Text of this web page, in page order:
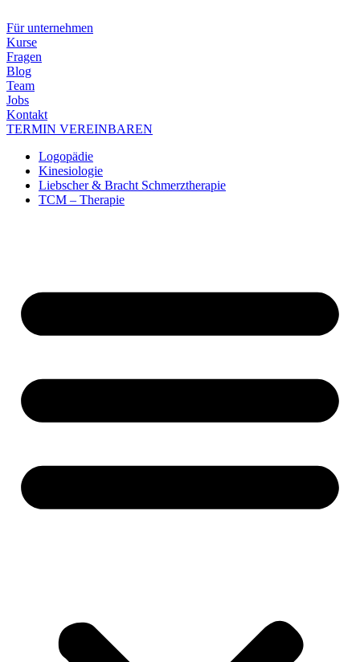
Inhalt
springen
Für unternehmen
Kurse
Fragen
Blog
Team
Jobs
Kontakt
TERMIN VEREINBAREN
Logopädie
Kinesiologie
Liebscher & Bracht Schmerztherapie
TCM – Therapie